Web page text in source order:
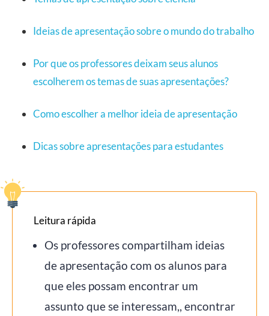
Ideias de apresentação sobre o mundo do trabalho
Por que os professores deixam seus alunos
escolherem os temas de suas apresentações?
Como escolher a melhor ideia de apresentação
Dicas sobre apresentações para estudantes
Leitura rápida
Os professores compartilham ideias
de apresentação com os alunos para
que eles possam encontrar um
assunto que se interessam,, encontrar